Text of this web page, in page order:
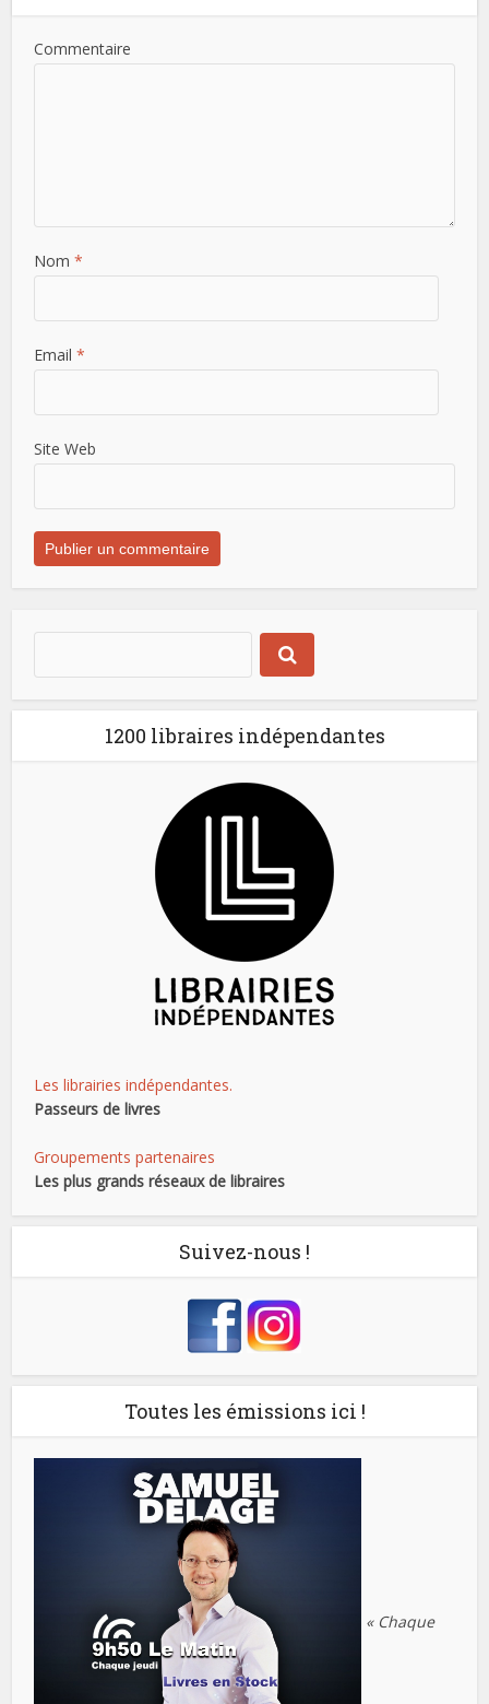
Commentaire
Nom *
Email *
Site Web
1200 libraires indépendantes
Les librairies indépendantes.
Passeurs de livres
Groupements partenaires
Les plus grands réseaux de libraires
Suivez-nous !
Toutes les émissions ici !
« Chaque